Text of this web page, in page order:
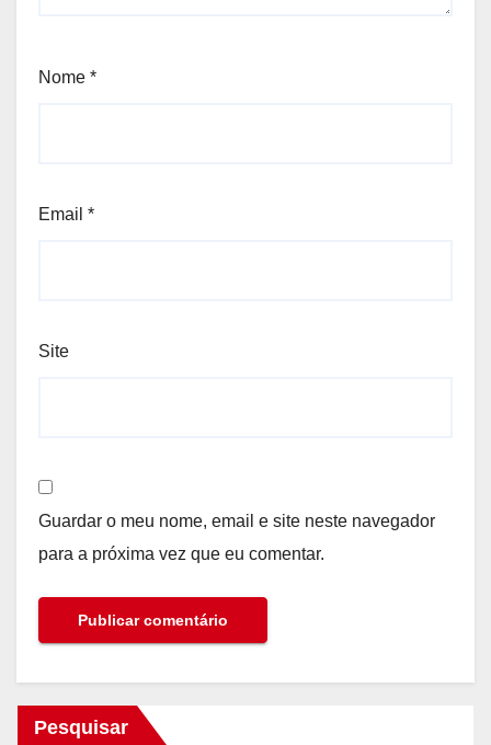
Nome *
Email *
Site
Guardar o meu nome, email e site neste navegador
para a próxima vez que eu comentar.
Pesquisar